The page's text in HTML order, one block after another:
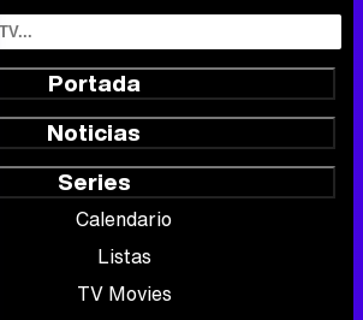
Portada
Noticias
Series
Calendario
Listas
TV Movies